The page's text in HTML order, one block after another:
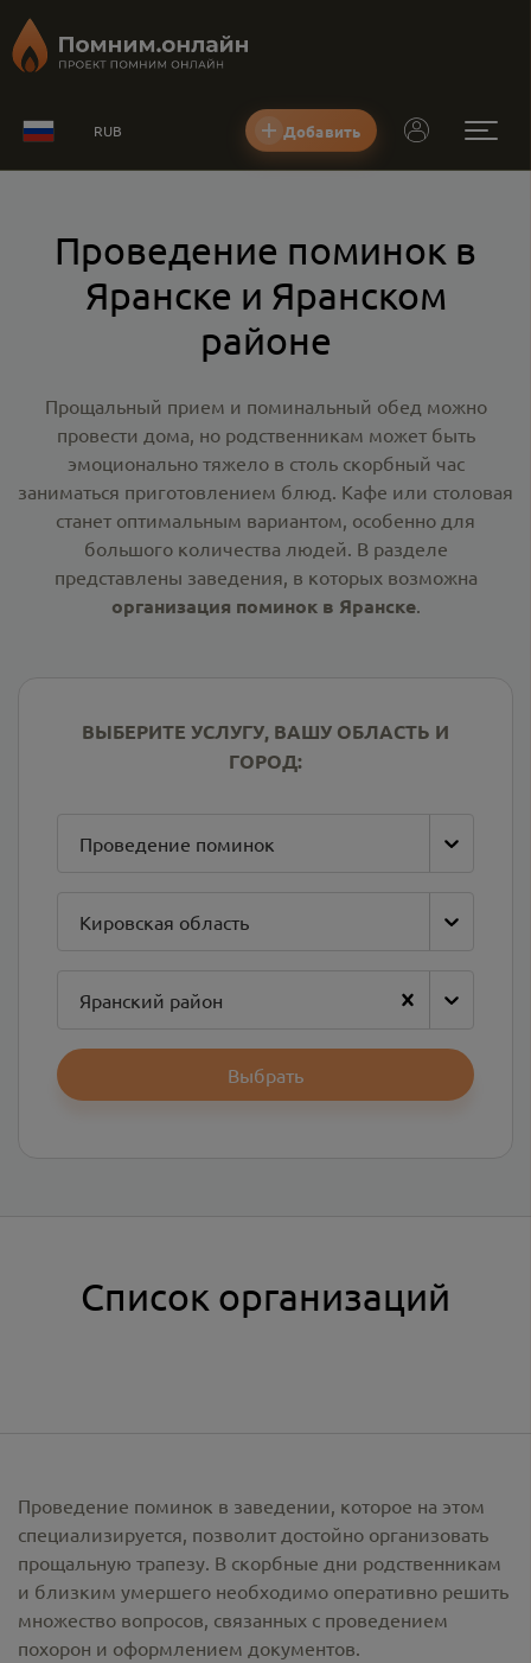
RUB Добавить
Проведение поминок в
Яранске и Яранском
районе
Прощальный прием и поминальный обед можно
провести дома, но родственникам может быть
эмоционально тяжело в столь скорбный час
заниматься приготовлением блюд. Кафе или столовая
станет оптимальным вариантом, особенно для
большого количества людей. В разделе
представлены заведения, в которых возможна
организация поминок в Яранске.
ВЫБЕРИТЕ УСЛУГУ, ВАШУ ОБЛАСТЬ И
ГОРОД:
Проведение поминок
Кировская область
Яранский район
Выбрать
Список организаций
Проведение поминок в заведении, которое на этом
специализируется, позволит достойно организовать
прощальную трапезу. В скорбные дни родственникам
и близким умершего необходимо оперативно решить
множество вопросов, связанных с проведением
похорон и оформлением документов.